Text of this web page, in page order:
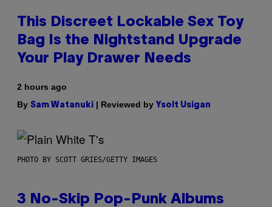
This Discreet Lockable Sex Toy
Bag Is the Nightstand Upgrade
Your Play Drawer Needs
2 hours ago
By Sam Watanuki | Reviewed by Ysolt Usigan
PHOTO BY SCOTT GRIES/GETTY IMAGES
3 No-Skip Pop-Punk Albums